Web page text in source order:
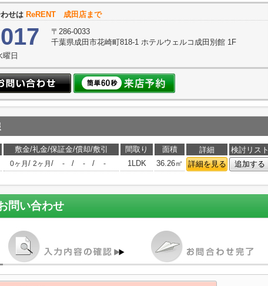
せは ReRENT 成田店まで
〒286-0033
千葉県成田市花崎町818-1 ホテルウェルコ成田別館 1F
日
敷金/礼金/保証金/償却/敷引 間取り 面積 詳細
検討リスト
0ヶ月 / 2ヶ月 / - / - / - 1LDK 36.26㎡ 詳細を見る 追加する
問い合わせ